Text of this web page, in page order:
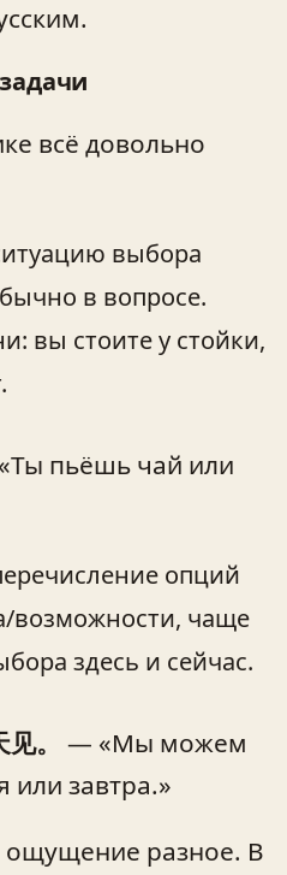
всё довольно
выбора
в вопросе.
вы стоите у стойки,
пьёшь чай или
опций
возможности, чаще
здесь и сейчас.
。
— «Мы можем
или завтра.»
разное. В